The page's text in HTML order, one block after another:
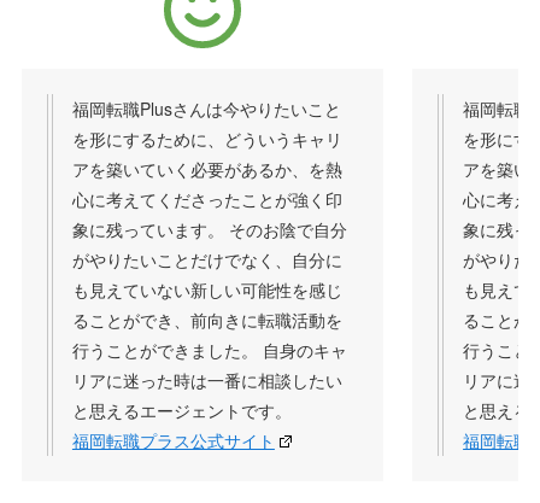
福岡転職Plusさんは今やりたいこと
を形にするために、どういうキャリ
アを築いていく必要があるか、を熱
心に考えてくださったことが強く印
象に残っています。 そのお陰で自分
がやりたいことだけでなく、自分に
も見えていない新しい可能性を感じ
ることができ、前向きに転職活動を
行うことができました。 自身のキャ
リアに迷った時は一番に相談したい
と思えるエージェントです。
福岡転職プラス公式サイト
福岡転職
を形にす
アを築い
心に考え
象に残っ
がやりた
も見えて
ることが
行うこと
リアに迷
と思える
福岡転職